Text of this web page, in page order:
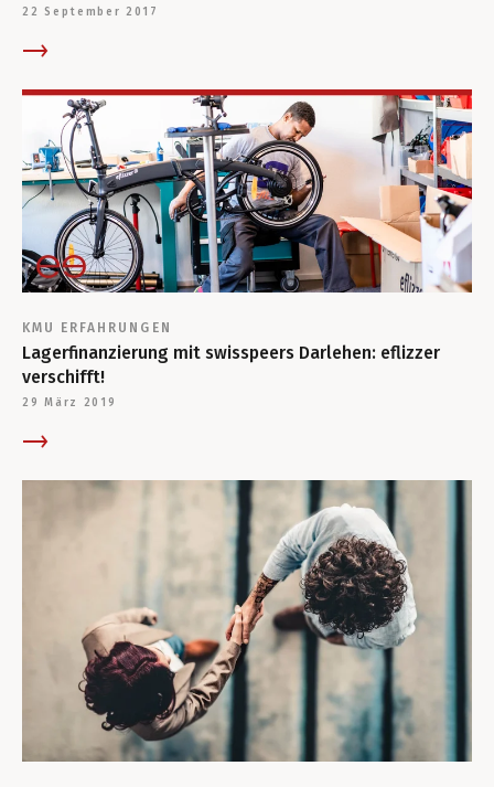
22 September 2017
KMU ERFAHRUNGEN
Lagerfinanzierung mit swisspeers Darlehen: eflizzer
verschifft!
29 März 2019